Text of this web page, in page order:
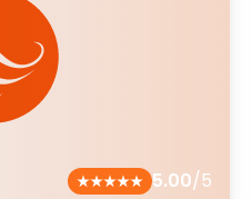
5.00/5